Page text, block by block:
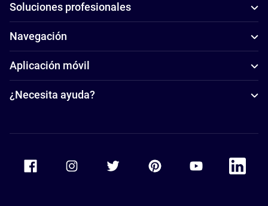
Soluciones profesionales
Navegación
Aplicación móvil
¿Necesita ayuda?
Accor Facebook Accor TwitterAccor PinterestAccor Youtube
Accor